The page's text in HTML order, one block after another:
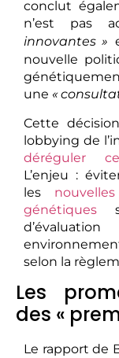
conclut
n’est pas
innovantes »
nouvelle
une «
Cette
lobbying de
déréguler
L’enjeu :
les
génétiques
selon la
Les
des «
Le rapport de